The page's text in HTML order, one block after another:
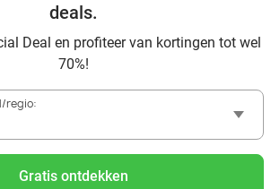
deals.
Deal en profiteer van kortingen tot wel
70%!
regio:
Gratis ontdekken
het Van der Valk hotel in Eindhoven
bij Sunparks met korting vanuit
van het Douwe Egberts Café
de zonnebank in Eindhoven
Eindhoven? Ontdek de leukste